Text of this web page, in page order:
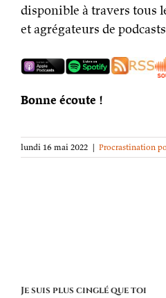
disponible à travers tous
et agrégateurs de
Bonne écoute !
lundi 16 mai 2022 | Procrastination
Je suis plus cinglé que toi